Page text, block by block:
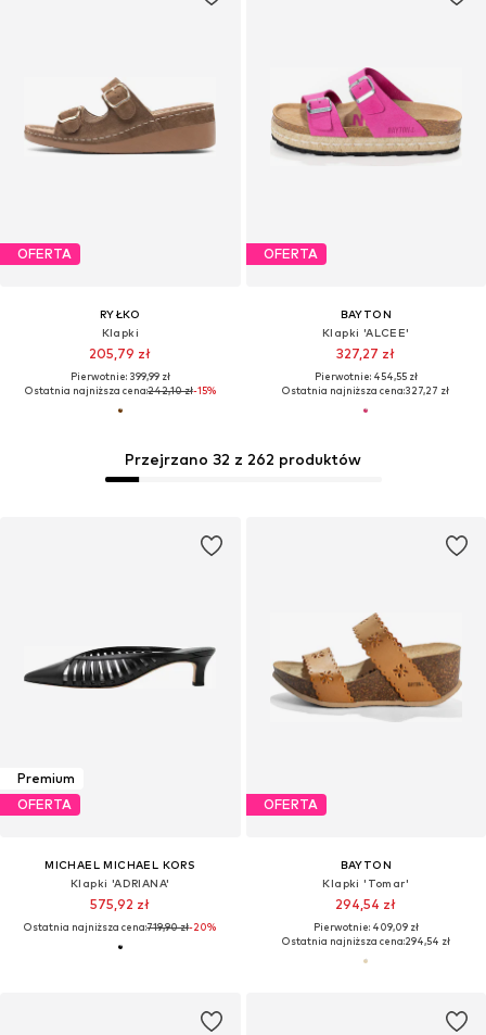
OFERTA
RYŁKO
Klapki
205,79 zł
Pierwotnie: 399,99 zł
Ostatnia najniższa cena:242,10 zł-15%
OFERTA
BAYTON
Klapki 'ALCEE'
327,27 zł
Pierwotnie: 454,55 zł
Ostatnia najniższa cena:327,27 zł
Przejrzano 32 z 262 produktów
Premium
OFERTA
MICHAEL MICHAEL KORS
Klapki 'ADRIANA'
575,92 zł
Ostatnia najniższa cena:719,90 zł-20%
OFERTA
BAYTON
Klapki 'Tomar'
294,54 zł
Pierwotnie: 409,09 zł
Ostatnia najniższa cena:294,54 zł